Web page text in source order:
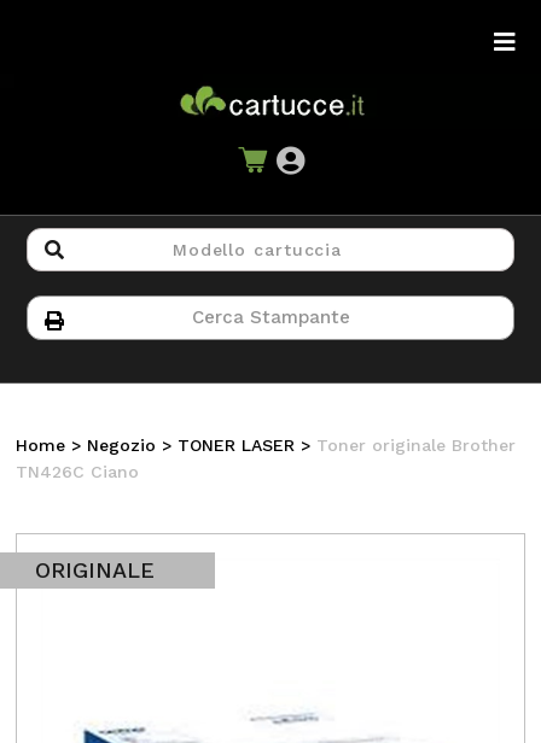
Home > Negozio > TONER LASER > Toner originale Brother
TN426C Ciano
ORIGINALE